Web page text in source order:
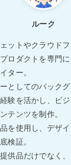
ルーク
ットやクラウド
ロダクトを専門
ター。
としてのバック
験を活かし、ビ
テンツを制作。
を使用し、デザ
検証。
供品だけでなく